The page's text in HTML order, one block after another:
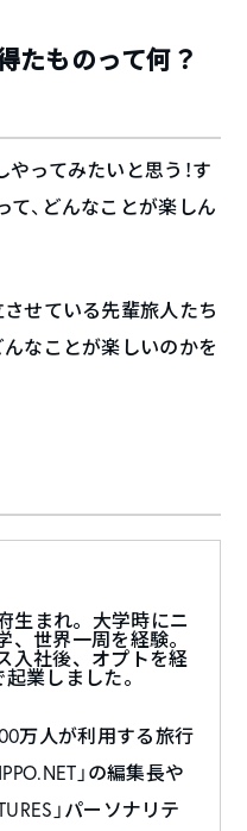
たものって何？
ってみたいと思う！す
、どんなことが楽しん
せている先輩旅人たち
なことが楽しいのかを
生まれ。大学時にニ
、世界一周を経験。
入社後、オプトを経
起業しました。
万人が利用する旅行
」の編集長や
」パーソナリテ